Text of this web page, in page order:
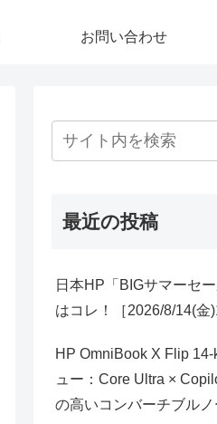
お問い合わせ
最近の投稿
日本HP「BIGサマーセ
はコレ！［2026/8/14(金
HP OmniBook X Flip
ュー：Core Ultra ×
の高いコンバーチブルノ